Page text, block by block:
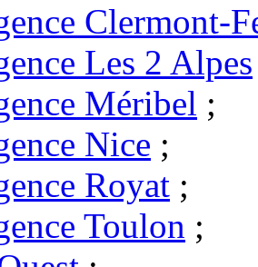
Clermont-
Les 2 Alpes
Méribel ;
Nice ;
Royat ;
Toulon ;